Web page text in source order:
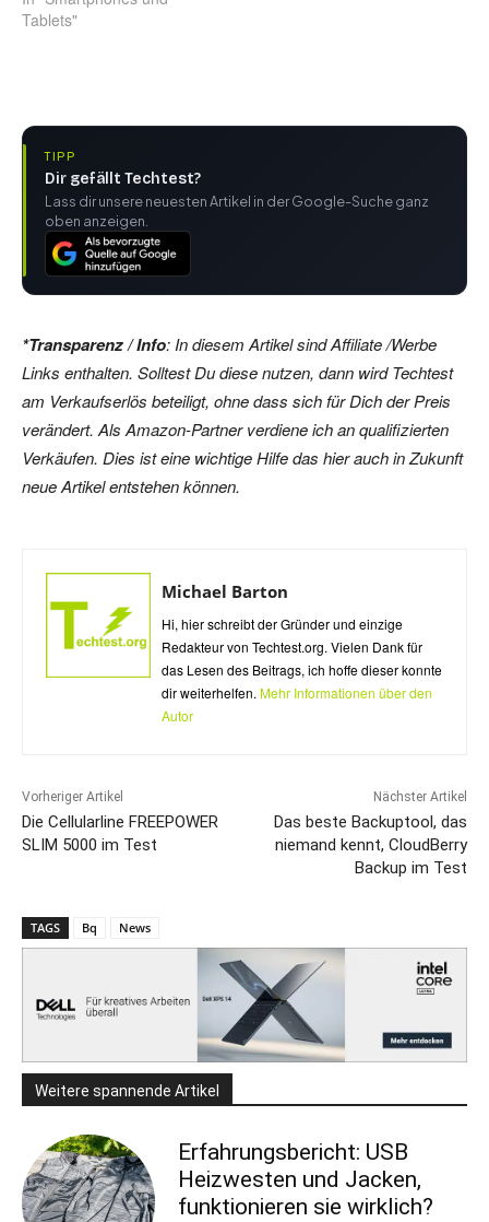
Tablets"
TIPP
Dir gefällt Techtest?
Lass dir unsere neuesten Artikel in der Google-Suche ganz
oben anzeigen.
*Transparenz / Info: In diesem Artikel sind Affiliate /Werbe
Links enthalten. Solltest Du diese nutzen, dann wird Techtest
am Verkaufserlös beteiligt, ohne dass sich für Dich der Preis
verändert. Als Amazon-Partner verdiene ich an qualifizierten
Verkäufen. Dies ist eine wichtige Hilfe das hier auch in Zukunft
neue Artikel entstehen können.
Michael Barton
Hi, hier schreibt der Gründer und einzige
Redakteur von Techtest.org. Vielen Dank für
das Lesen des Beitrags, ich hoffe dieser konnte
dir weiterhelfen. Mehr Informationen über den
Autor
Vorheriger Artikel
Die Cellularline FREEPOWER
SLIM 5000 im Test
Nächster Artikel
Das beste Backuptool, das
niemand kennt, CloudBerry
Backup im Test
TAGS Bq News
Weitere spannende Artikel
Erfahrungsbericht: USB
Heizwesten und Jacken,
funktionieren sie wirklich?